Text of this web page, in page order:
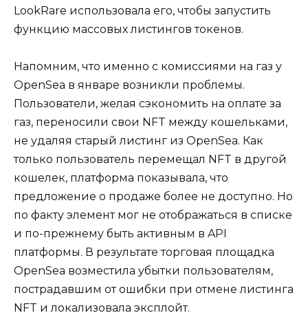
LookRare использовала его, чтобы запустить
функцию массовых листингов токенов.
Напомним, что именно с комиссиями на газ у
OpenSea в январе возникли проблемы.
Пользователи, желая сэкономить на оплате за
газ, переносили свои NFT между кошельками,
не удаляя старый листинг из OpenSea. Как
только пользователь перемещал NFT в другой
кошелек, платформа показывала, что
предложение о продаже более не доступно. Но
по факту элемент мог не отображаться в списке
и по-прежнему быть активным в API
платформы. В результате торговая площадка
OpenSea возместила убытки пользователям,
пострадавшим от ошибки при отмене листинга
NFT и локализовала эксплойт.